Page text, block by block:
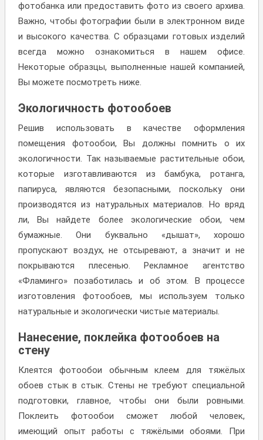
фотобанка или предоставить фото из своего архива.
Важно, чтобы фотографии были в электронном виде
и высокого качества. С образцами готовых изделий
всегда можно ознакомиться в нашем офисе.
Некоторые образцы, выполненные нашей компанией,
Вы можете посмотреть ниже.
Экологичность фотообоев
Решив использовать в качестве оформления
помещения фотообои, Вы должны помнить о их
экологичности. Так называемые растительные обои,
которые изготавливаются из бамбука, ротанга,
папируса, являются безопасными, поскольку они
производятся из натуральных материалов. Но вряд
ли, Вы найдете более экологические обои, чем
бумажные. Они буквально «дышат», хорошо
пропускают воздух, не отсыревают, а значит и не
покрываются плесенью. Рекламное агентство
«Фламинго» позаботилась и об этом. В процессе
изготовления фотообоев, мы используем только
натуральные и экологически чистые материалы.
Нанесение, поклейка фотообоев на
стену
Клеятся фотообои обычным клеем для тяжёлых
обоев стык в стык. Стены не требуют специальной
подготовки, главное, чтобы они были ровными.
Поклеить фотообои сможет любой человек,
имеющий опыт работы с тяжёлыми обоями. При